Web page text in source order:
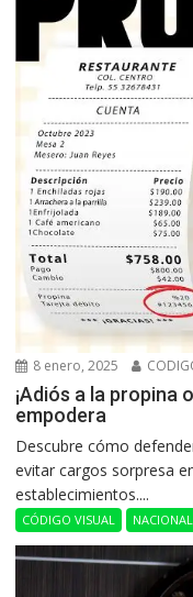
8 enero, 2025
¡Adiós a la
empodera
Descubre cómo
evitar cargos sorpresa
establecimientos....
CÓDIGO VISUAL